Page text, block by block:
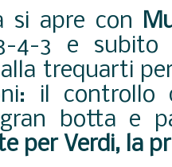
si apre con
4-3 e subito
trequarti
il controllo
botta e
per Verdi, la